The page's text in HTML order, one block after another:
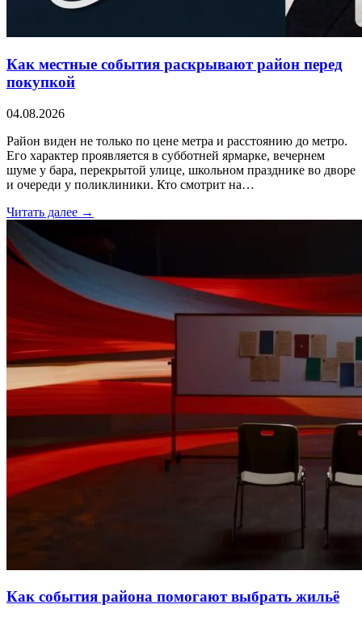
Как местные события раскрывают район перед
покупкой
04.08.2026
Район виден не только по цене метра и расстоянию до метро.
Его характер проявляется в субботней ярмарке, вечернем
шуме у бара, перекрытой улице, школьном празднике во дворе
и очереди у поликлиники. Кто смотрит на…
Читать далее →
Как события района помогают выбрать жильё